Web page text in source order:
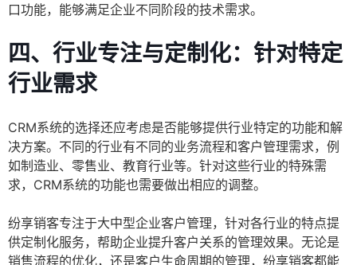
口功能，能够满足企业不同阶段的技术需求。
四、行业专注与定制化：针对特定
行业需求
CRM系统的选择还应考虑是否能够提供行业特定的功能和解
决方案。不同的行业有不同的业务流程和客户管理需求，例
如制造业、零售业、教育行业等。针对这些行业的特殊需
求，CRM系统的功能也需要做出相应的调整。
纷享销客专注于大中型企业客户管理，针对各行业的特点提
供定制化服务，帮助企业提升客户关系的管理效果。无论是
销售流程的优化，还是客户生命周期的管理，纷享销客都能